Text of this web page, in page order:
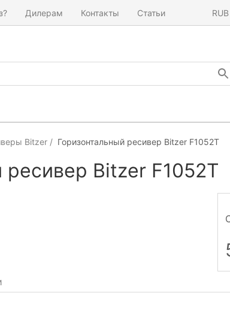
Дилерам Контакты Статьи RUB
Bitzer Горизонтальный ресивер Bitzer F1052T
ресивер Bitzer F1052T